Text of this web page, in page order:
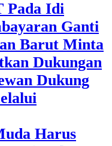
Pada Idi
Ganti
Barut Minta
Dukungan
Dukung
Harus